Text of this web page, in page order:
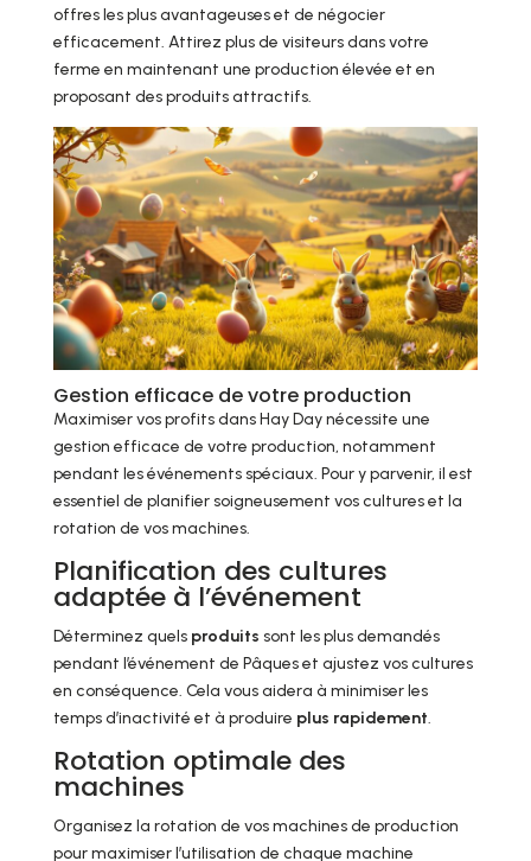
offres les plus avantageuses et de négocier
efficacement. Attirez plus de visiteurs dans votre
ferme en maintenant une production élevée et en
proposant des produits attractifs.
Gestion efficace de votre production
Maximiser vos profits dans Hay Day nécessite une
gestion efficace de votre production, notamment
pendant les événements spéciaux. Pour y parvenir, il est
essentiel de planifier soigneusement vos cultures et la
rotation de vos machines.
Planification des cultures
adaptée à l’événement
Déterminez quels produits sont les plus demandés
pendant l’événement de Pâques et ajustez vos cultures
en conséquence. Cela vous aidera à minimiser les
temps d’inactivité et à produire plus rapidement.
Rotation optimale des
machines
Organisez la rotation de vos machines de production
pour maximiser l’utilisation de chaque machine